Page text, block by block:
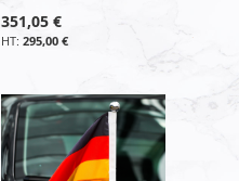
351,05 €
295,00 €